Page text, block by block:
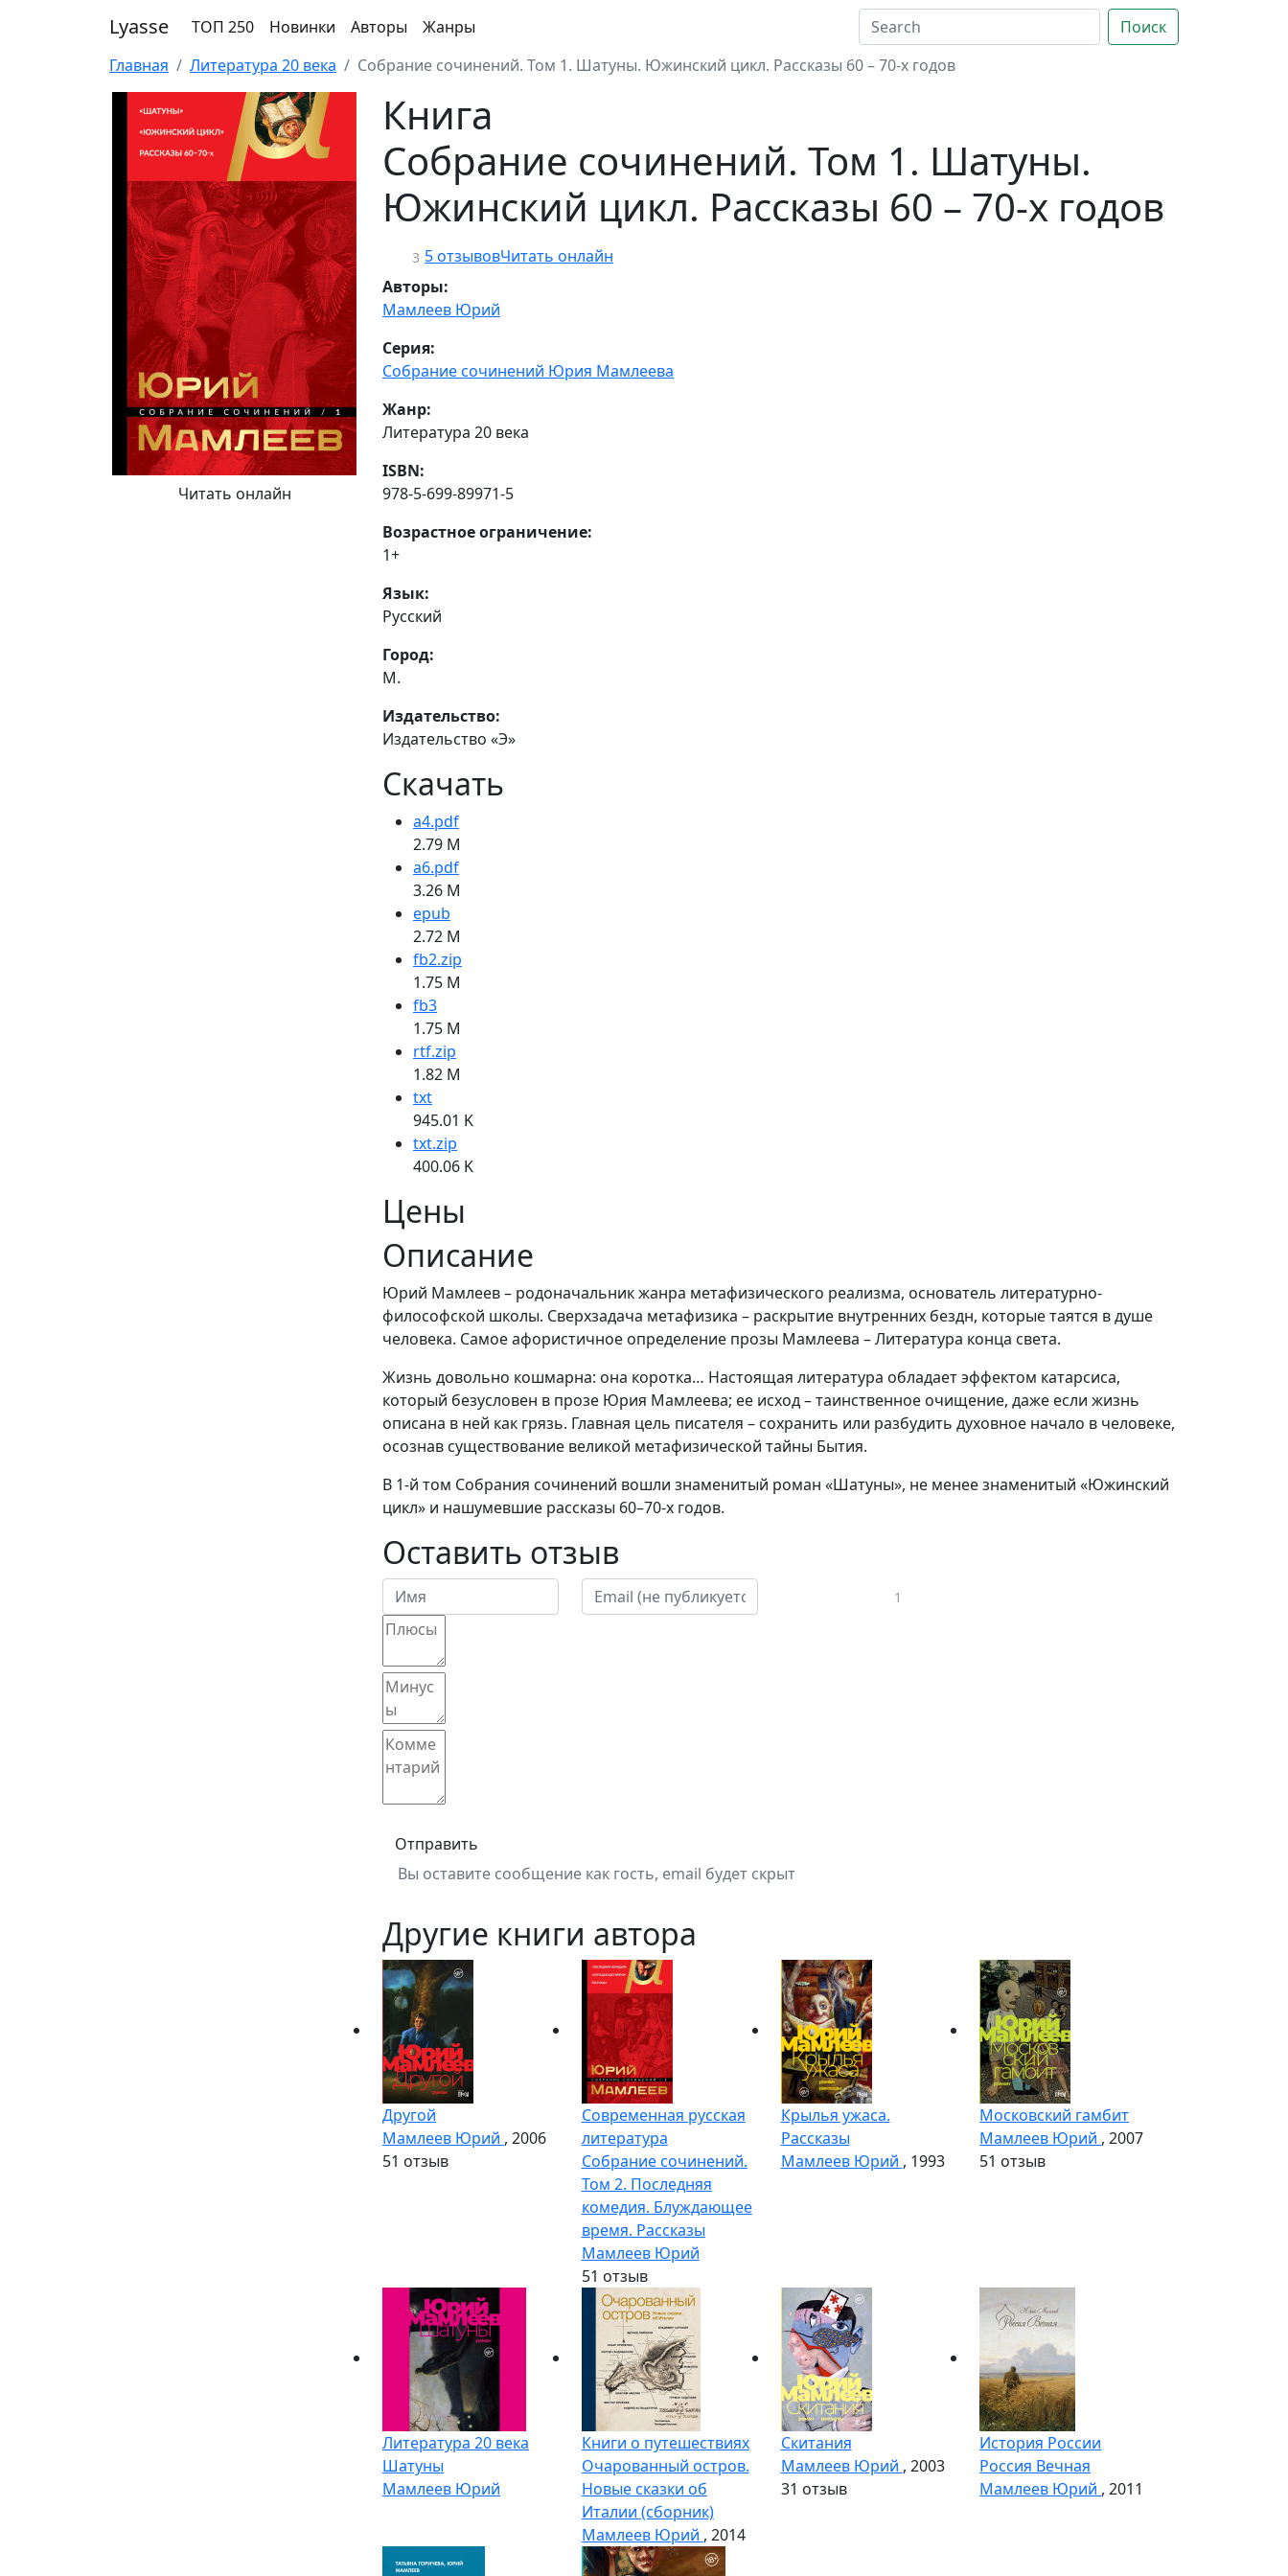
Lyasse ТОП 250 Новинки Авторы Жанры
Поиск
Главная
Литература 20 века Собрание сочинений. Том 1. Шатуны. Южинский цикл. Рассказы 60 – 70-х годов
Читать онлайн
Книга
Собрание сочинений. Том 1. Шатуны.
Южинский цикл. Рассказы 60 – 70-х годов
3 5 отзывовЧитать онлайн
Авторы:
Мамлеев Юрий
Серия:
Собрание сочинений Юрия Мамлеева
Жанр:
Литература 20 века
ISBN:
978-5-699-89971-5
Возрастное ограничение:
1+
Язык:
Русский
Город:
М.
Издательство:
Издательство «Э»
Скачать
a4.pdf
2.79 M
a6.pdf
3.26 M
epub
2.72 M
fb2.zip
1.75 M
fb3
1.75 M
rtf.zip
1.82 M
txt
945.01 K
txt.zip
400.06 K
Цены
Описание
Юрий Мамлеев – родоначальник жанра метафизического реализма, основатель литературно-
философской школы. Сверхзадача метафизика – раскрытие внутренних бездн, которые таятся в душе
человека. Самое афористичное определение прозы Мамлеева – Литература конца света.
Жизнь довольно кошмарна: она коротка… Настоящая литература обладает эффектом катарсиса,
который безусловен в прозе Юрия Мамлеева; ее исход – таинственное очищение, даже если жизнь
описана в ней как грязь. Главная цель писателя – сохранить или разбудить духовное начало в человеке,
осознав существование великой метафизической тайны Бытия.
В 1-й том Собрания сочинений вошли знаменитый роман «Шатуны», не менее знаменитый «Южинский
цикл» и нашумевшие рассказы 60–70-х годов.
Оставить отзыв
Отправить
Вы оставите сообщение как гость, email будет скрыт
1
Другие книги автора
Другой
Мамлеев Юрий , 2006
51 отзыв
Современная русская
литература
Собрание сочинений.
Том 2. Последняя
комедия. Блуждающее
время. Рассказы
Мамлеев Юрий
51 отзыв
Крылья ужаса.
Рассказы
Мамлеев Юрий , 1993
Московский гамбит
Мамлеев Юрий , 2007
51 отзыв
Литература 20 века
Шатуны
Мамлеев Юрий
Книги о путешествиях
Очарованный остров.
Новые сказки об
Италии (сборник)
Мамлеев Юрий , 2014
Скитания
Мамлеев Юрий , 2003
31 отзыв
История России
Россия Вечная
Мамлеев Юрий , 2011